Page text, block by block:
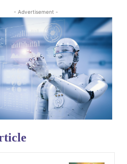
- Advertisement -